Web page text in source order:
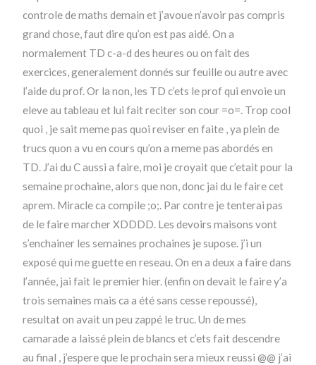
controle de maths demain et j’avoue n’avoir pas compris
grand chose, faut dire qu’on est pas aidé. On a
normalement TD c-a-d des heures ou on fait des
exercices, generalement donnés sur feuille ou autre avec
l’aide du prof. Or la non, les TD c’ets le prof qui envoie un
eleve au tableau et lui fait reciter son cour =o=. Trop cool
quoi , je sait meme pas quoi reviser en faite , ya plein de
trucs quon a vu en cours qu’on a meme pas abordés en
TD. J’ai du C aussi a faire, moi je croyait que c’etait pour la
semaine prochaine, alors que non, donc jai du le faire cet
aprem. Miracle ca compile ;o;. Par contre je tenterai pas
de le faire marcher XDDDD. Les devoirs maisons vont
s’enchainer les semaines prochaines je supose. j’i un
exposé qui me guette en reseau. On en a deux a faire dans
l’année, jai fait le premier hier. (enfin on devait le faire y’a
trois semaines mais ca a été sans cesse repoussé),
resultat on avait un peu zappé le truc. Un de mes
camarade a laissé plein de blancs et c’ets fait descendre
au final , j’espere que le prochain sera mieux reussi @@ j’ai